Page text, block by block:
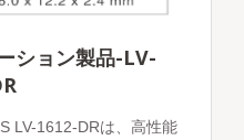
ション製品-LV-
LV-1612-DRは、高性能